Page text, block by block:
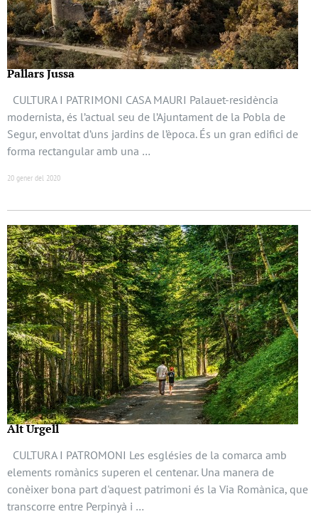
Pallars Jussa
CULTURA I PATRIMONI CASA MAURI Palauet-residència
modernista, és l’actual seu de l’Ajuntament de la Pobla de
Segur, envoltat d’uns jardins de l’època. És un gran edifici de
forma rectangular amb una …
20 gener del 2020
Alt Urgell
CULTURA I PATROMONI Les esglésies de la comarca amb
elements romànics superen el centenar. Una manera de
conèixer bona part d'aquest patrimoni és la Via Romànica, que
transcorre entre Perpinyà i …